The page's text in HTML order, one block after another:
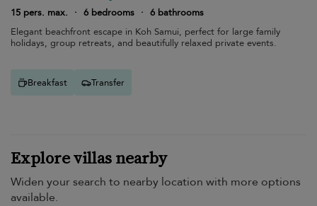
15 pers. max.
· 6 bedrooms · 6 bathrooms
Elegant beachfront escape in Koh Samui, perfect for large family
holidays, group retreats, and beautifully relaxed private events.
Breakfast Transfer
Explore villas nearby
Widen your search to nearby location with more options
available.